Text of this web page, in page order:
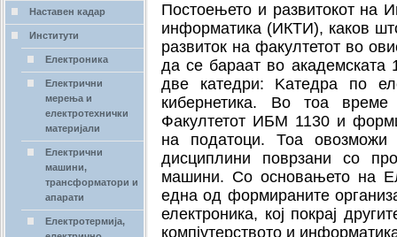
Постоењето и развитокот на
информатика (ИКТИ), каков
развиток на факултетот во
да се бараат во академската
две катедри: Kатедра по
кибернетика. Во тоа време
Факултетот ИБМ 1130 и
на податоци. Тоа овозможи
дисциплини поврзани со
машини. Со основањето на
една од формираните
електроника, кој покрај
компјутерството и
Наставен кадар
Институти
Електроника
Електрични
мерења и
електротехнички
материјали
Електрични
машини,
трансформатори и
апарати
Електротермија,